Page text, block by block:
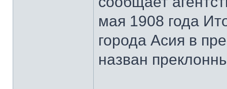
мая 1908 года
города Асия в
назван